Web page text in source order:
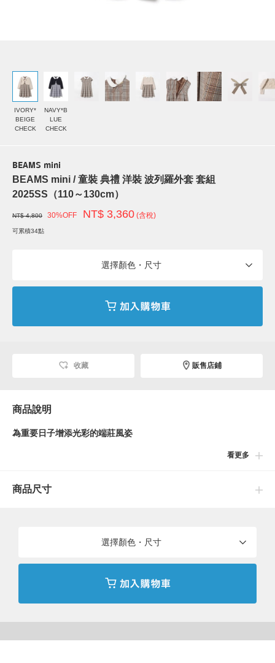
IVORY*
BEIGE
CHECK
NAVY*B
LUE
CHECK
BEAMS mini
BEAMS mini / 童裝 典禮 洋裝 波列羅外套 套組
2025SS（110～130cm）
NT$ 4,800 30%OFF NT$ 3,360 (含稅)
可累積34點
選擇顏色・尺寸
收藏 販售店鋪
商品說明
為重要日子增添光彩的端莊風姿
短袖洋裝加上正式的波羅列外套組合，兼具可愛與優雅感的正式服
高腰的位置向下變寬的優雅輪廓充滿可愛感。波羅列外套的圓弧狀
※90~120尺寸、品牌標籤：白。
看更多
商品尺寸
選擇顏色・尺寸